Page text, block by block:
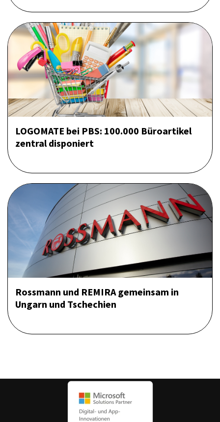
LOGOMATE bei PBS: 100.000 Büroartikel
zentral disponiert
Rossmann und REMIRA gemeinsam in
Ungarn und Tschechien